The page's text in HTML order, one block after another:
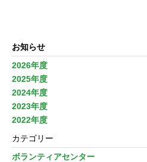
お知らせ
2026年度
2025年度
2024年度
2023年度
2022年度
カテゴリー
ボランティアセンター